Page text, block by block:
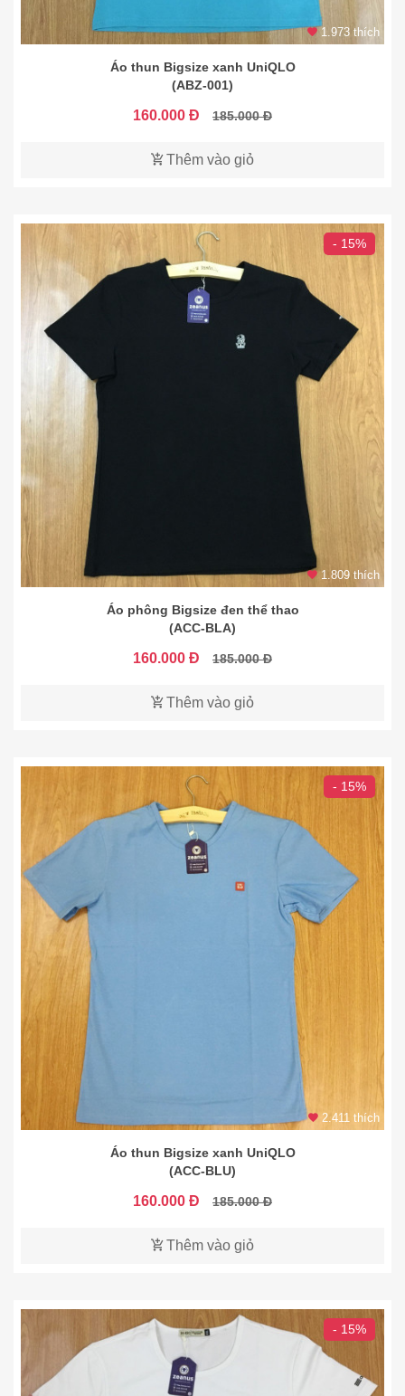
1.973 thích
Áo thun Bigsize xanh UniQLO
(ABZ-001)
160.000 Đ 185.000 Đ
Thêm vào giỏ
- 15%
1.809 thích
Áo phông Bigsize đen thể thao
(ACC-BLA)
160.000 Đ 185.000 Đ
Thêm vào giỏ
- 15%
2.411 thích
Áo thun Bigsize xanh UniQLO
(ACC-BLU)
160.000 Đ 185.000 Đ
Thêm vào giỏ
- 15%